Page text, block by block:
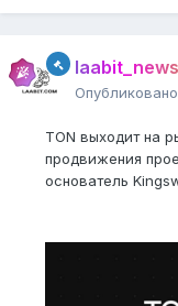
laabit_news
Опубликовано
TON выходит на
продвижения
основатель